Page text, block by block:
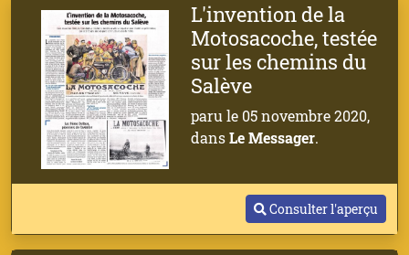
L'invention de la
Motosacoche, testée
sur les chemins du
Salève
paru le 05 novembre 2020,
dansLe Messager.
Consulter l'aperçu